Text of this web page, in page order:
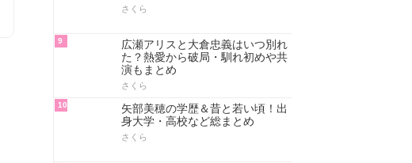
さくら
9
広瀬アリスと大倉忠義はいつ別れ
た？熱愛から破局・馴れ初めや共
演もまとめ
さくら
10
矢部美穂の学歴＆昔と若い頃！出
身大学・高校など総まとめ
さくら